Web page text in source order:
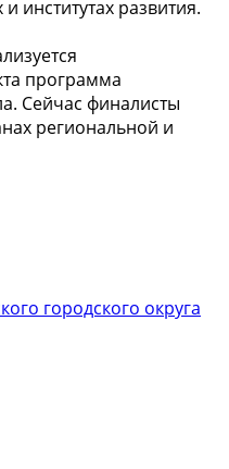
институтах развития.
программа
Сейчас финалисты
региональной и
городского округа